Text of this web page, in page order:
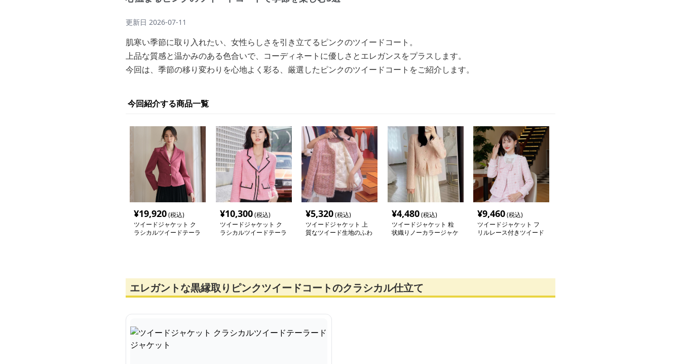
更新日 2026-07-11
肌寒い季節に取り入れたい、女性らしさを引き立てるピンクのツイードコート。
上品な質感と温かみのある色合いで、コーディネートに優しさとエレガンスをプラスします。
今回は、季節の移り変わりを心地よく彩る、厳選したピンクのツイードコートをご紹介します。
今回紹介する商品一覧
¥19,920(税込)
ツイードジャケット ク
ラシカルツイードテーラ
¥10,300(税込)
ツイードジャケット ク
ラシカルツイードテーラ
¥5,320(税込)
ツイードジャケット 上
質なツイード生地のふわ
¥4,480(税込)
ツイードジャケット 粒
状織りノーカラージャケ
¥9,460(税込)
ツイードジャケット フ
リルレース付きツイード
エレガントな黒縁取りピンクツイードコートのクラシカル仕立て